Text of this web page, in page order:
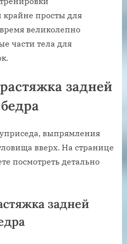
просты для
великолепно
части тела для
задней
выпрямления
вверх. На странице
посмотреть детально
задней